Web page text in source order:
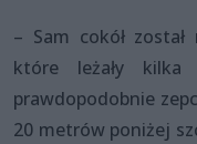
– Sam cokół
które leżały kilka
prawdopodobnie
20 metrów poniżej